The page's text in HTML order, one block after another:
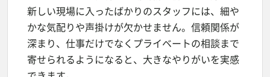
新しい現場に入ったばかりのスタッフには、細や
かな気配りや声掛けが欠かせません。信頼関係が
深まり、仕事だけでなくプライベートの相談まで
寄せられるようになると、大きなやりがいを実感